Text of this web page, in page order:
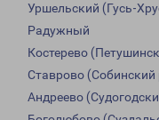
Уршельский (Гусь-
Радужный
Костерево
Ставрово (Собинский
Андреево